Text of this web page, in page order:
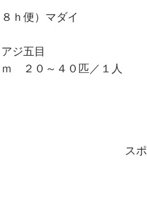
ｈ便）マダイ
ジ五目
２０～４０匹／１人
ス